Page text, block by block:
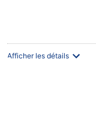
Afficher les détails